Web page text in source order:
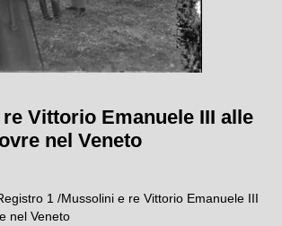
Vittorio Emanuele III alle
nel Veneto
1 /Mussolini e re Vittorio Emanuele III
nel Veneto